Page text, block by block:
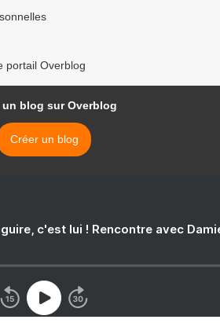
portail Overblog
un blog sur Overblog
Créer un blog
c'est lui ! Rencontre avec